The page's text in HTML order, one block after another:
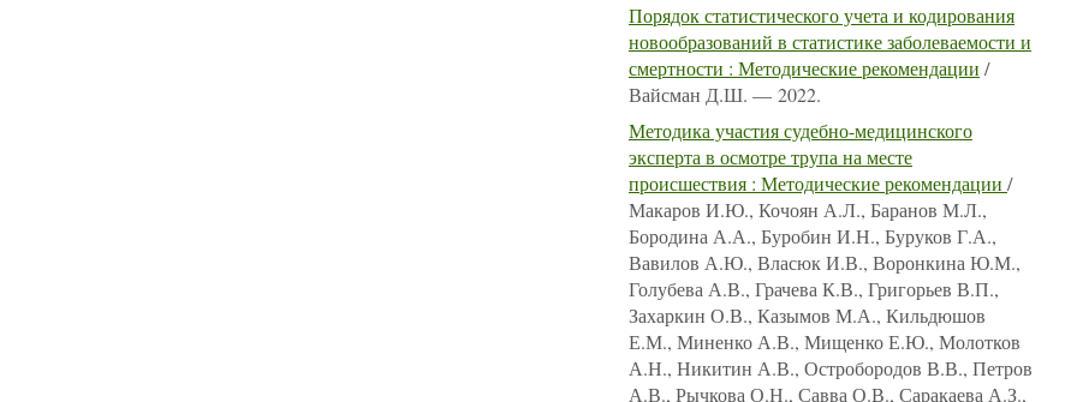
Порядок статистического учета и кодирования
новообразований в статистике заболеваемости и
смертности : Методические рекомендации /
Вайсман Д.Ш. — 2022.
Методика участия судебно-медицинского
эксперта в осмотре трупа на месте
происшествия : Методические рекомендации /
Макаров И.Ю., Кочоян А.Л., Баранов М.Л.,
Бородина А.А., Буробин И.Н., Буруков Г.А.,
Вавилов А.Ю., Власюк И.В., Воронкина Ю.М.,
Голубева А.В., Грачева К.В., Григорьев В.П.,
Захаркин О.В., Казымов М.А., Кильдюшов
Е.М., Миненко А.В., Мищенко Е.Ю., Молотков
А.Н., Никитин А.В., Остробородов В.В., Петров
А.В., Рычкова О.Н., Савва О.В., Саракаева А.З.,